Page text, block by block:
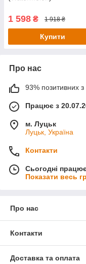
1 598 ₴ 1 918 ₴
Купити
Про нас
93% позитивних з
Працює з
м. Луцьк
Луцьк, Україна
Контакти
Сьогодні
Показати весь
Про нас
Контакти
Доставка та оплата